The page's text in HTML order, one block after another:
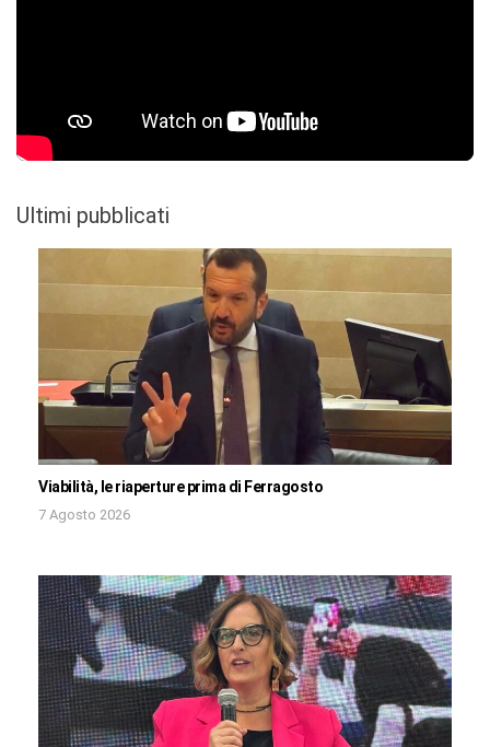
Ultimi pubblicati
Viabilità, le riaperture prima di Ferragosto
7 Agosto 2026